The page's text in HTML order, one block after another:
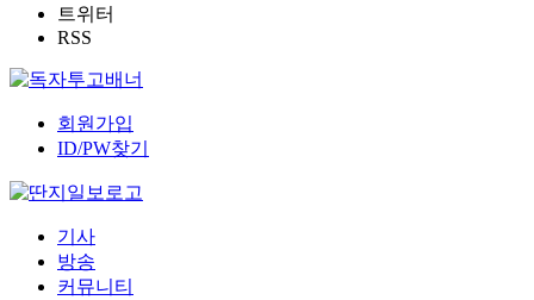
트위터
RSS
회원가입
ID/PW찾기
기사
방송
커뮤니티